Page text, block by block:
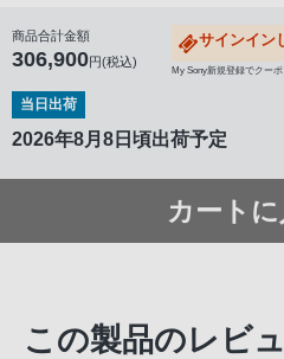
商品合計金額
306,900円(税込)
サインイン
My Sony新規登録でクー
当日出荷
2026年8月8日頃出荷予定
カート
この製品のレビ